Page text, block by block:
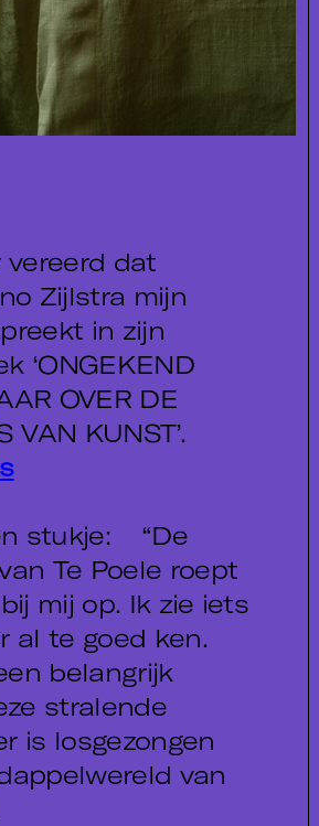
vereerd dat
Zijlstra mijn
in zijn
‘ONGEKEND
OVER DE
VAN KUNST’.
stukje: “De
Te Poele roept
mij op. Ik zie iets
al te goed ken.
belangrijk
stralende
is losgezongen
van